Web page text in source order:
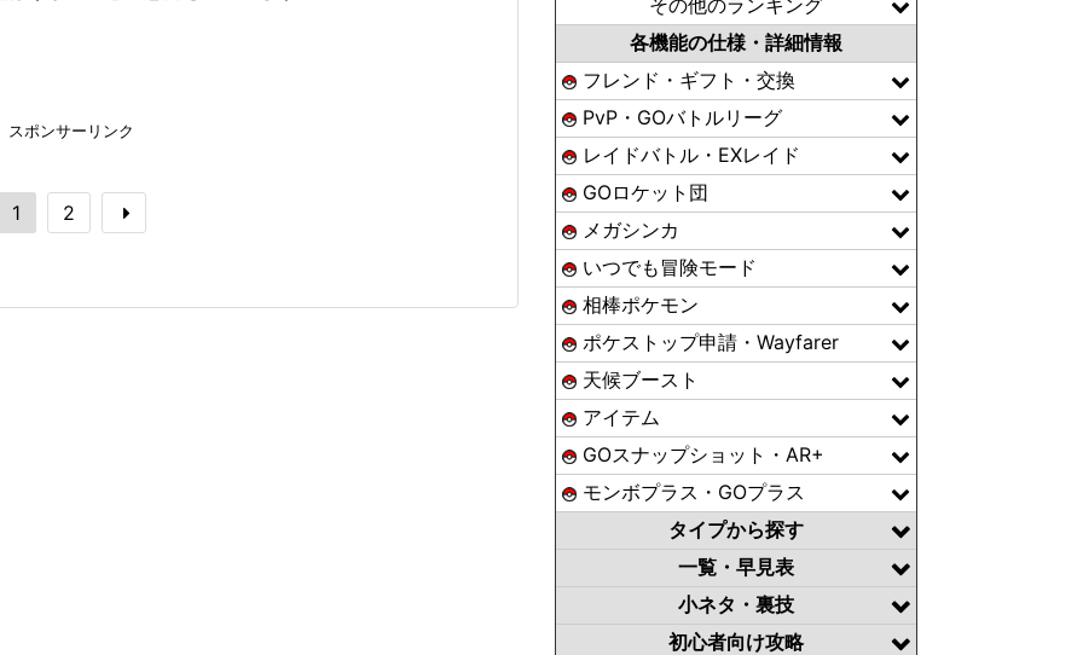
スポンサーリンク
1 2
その他のランキング
各機能の仕様・詳細情報
フレンド・ギフト・交換
PvP・GOバトルリーグ
レイドバトル・EXレイド
GOロケット団
メガシンカ
いつでも冒険モード
相棒ポケモン
ポケストップ申請・Wayfarer
天候ブースト
アイテム
GOスナップショット・AR+
モンボプラス・GOプラス
タイプから探す
一覧・早見表
小ネタ・裏技
初心者向け攻略